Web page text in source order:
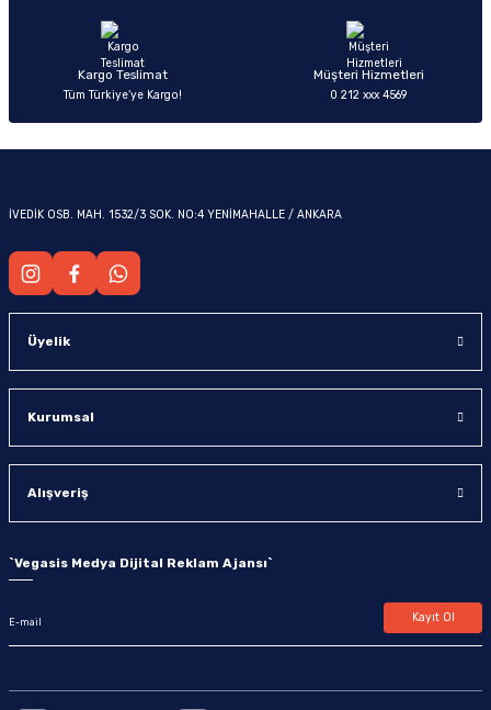
Kargo Teslimat
Tüm Türkiye’ye Kargo!
Müşteri Hizmetleri
0 212 xxx 4569
İVEDİK OSB. MAH. 1532/3 SOK. NO:4 YENİMAHALLE / ANKARA
Üyelik
Kurumsal
Alışveriş
`Vegasis Medya Dijital Reklam Ajansı`
Kayıt Ol